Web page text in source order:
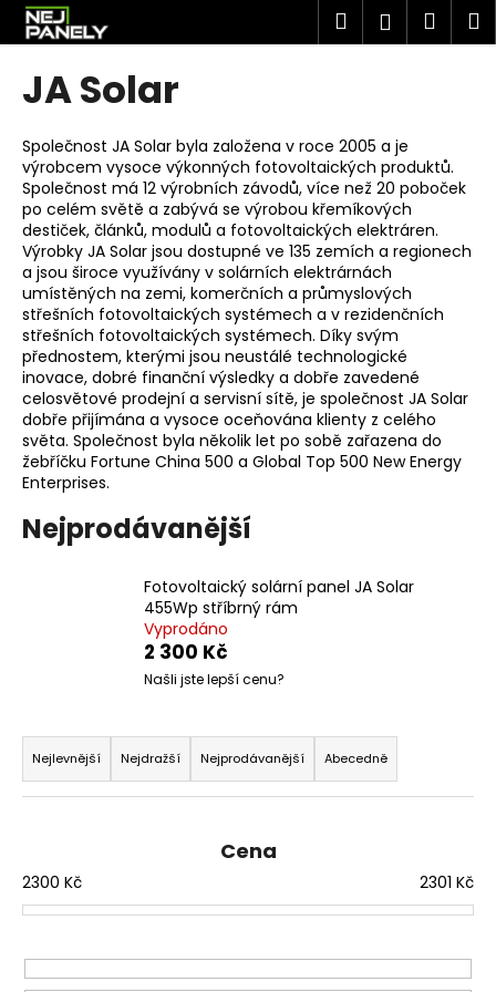
Přejít
obsah
Hledat
JA Solar
Společnost JA Solar byla založena v roce 2005 a je
výrobcem vysoce výkonných fotovoltaických produktů.
Společnost má 12 výrobních závodů, více než 20 poboček
po celém světě a zabývá se výrobou křemíkových
destiček, článků, modulů a fotovoltaických elektráren.
Výrobky JA Solar jsou dostupné ve 135 zemích a regionech
a jsou široce využívány v solárních elektrárnách
umístěných na zemi, komerčních a průmyslových
střešních fotovoltaických systémech a v rezidenčních
střešních fotovoltaických systémech. Díky svým
přednostem, kterými jsou neustálé technologické
inovace, dobré finanční výsledky a dobře zavedené
celosvětové prodejní a servisní sítě, je společnost JA Solar
dobře přijímána a vysoce oceňována klienty z celého
světa. Společnost byla několik let po sobě zařazena do
žebříčku Fortune China 500 a Global Top 500 New Energy
Enterprises.
Nejprodávanější
Fotovoltaický solární panel JA Solar
455Wp stříbrný rám
Vyprodáno
2 300 Kč
Našli jste lepší cenu?
Ř
a
z
í
p
o
Nejlevnější Nejdražší Nejprodávanější Abecedně
Cena
2300 Kč 2301 Kč
o
o
p
o
t
ř
e
b
u
j
e
t
e
n
a
HLEDAT
o
p
o
u